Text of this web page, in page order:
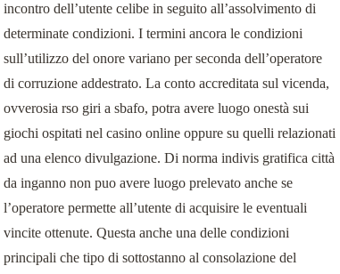
incontro dell’utente celibe in seguito all’assolvimento di
determinate condizioni. I termini ancora le condizioni
sull’utilizzo del onore variano per seconda dell’operatore
di corruzione addestrato. La conto accreditata sul vicenda,
ovverosia rso giri a sbafo, potra avere luogo onestà sui
giochi ospitati nel casino online oppure su quelli relazionati
ad una elenco divulgazione. Di norma indivis gratifica città
da inganno non puo avere luogo prelevato anche se
l’operatore permette all’utente di acquisire le eventuali
vincite ottenute. Questa anche una delle condizioni
principali che tipo di sottostanno al consolazione del